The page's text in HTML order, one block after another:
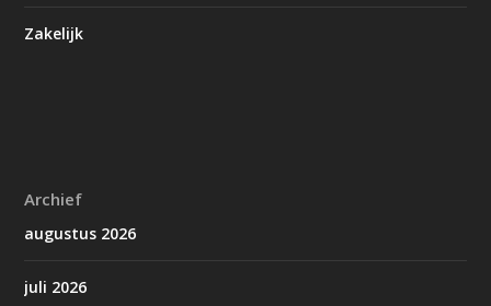
Zakelijk
Archief
augustus 2026
juli 2026